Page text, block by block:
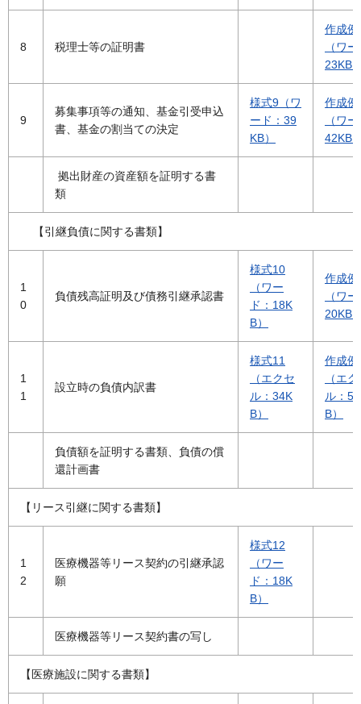
8 税理士等の証明書
作成例
（ワ
23KB
9
募集事項等の通知、基金引受申込
書、基金の割当ての決定
様式9（ワ
ード：39
KB）
作成例
（ワ
42KB
拠出財産の資産額を証明する書
類
【引継負債に関する書類】
1
0
負債残高証明及び債務引継承認書
様式10
（ワー
ド：18K
B）
作成例
（ワ
20KB
1
1
設立時の負債内訳書
様式11
（エクセ
ル：34K
B）
作成例
（エ
ル：
B）
負債額を証明する書類、負債の償
還計画書
【リース引継に関する書類】
1
2
医療機器等リース契約の引継承認
願
様式12
（ワー
ド：18K
B）
医療機器等リース契約書の写し
【医療施設に関する書類】